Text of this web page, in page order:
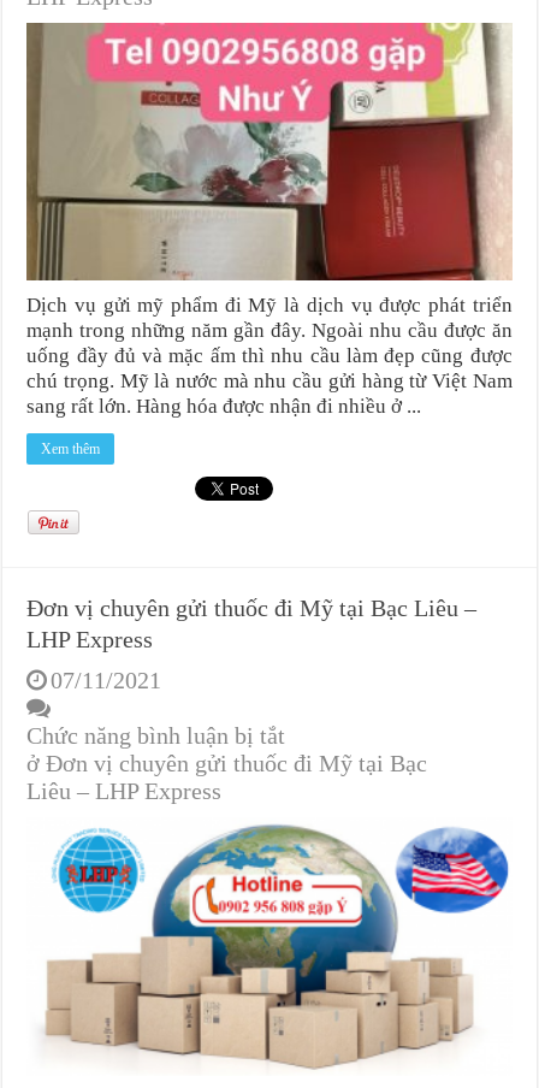
Dịch vụ gửi mỹ phẩm đi Mỹ là dịch vụ được phát triển
mạnh trong những năm gần đây. Ngoài nhu cầu được ăn
uống đầy đủ và mặc ấm thì nhu cầu làm đẹp cũng được
chú trọng. Mỹ là nước mà nhu cầu gửi hàng từ Việt Nam
sang rất lớn. Hàng hóa được nhận đi nhiều ở ...
Xem thêm
Đơn vị chuyên gửi thuốc đi Mỹ tại Bạc Liêu –
LHP Express
07/11/2021
Chức năng bình luận bị tắt
ở Đơn vị chuyên gửi thuốc đi Mỹ tại Bạc
Liêu – LHP Express